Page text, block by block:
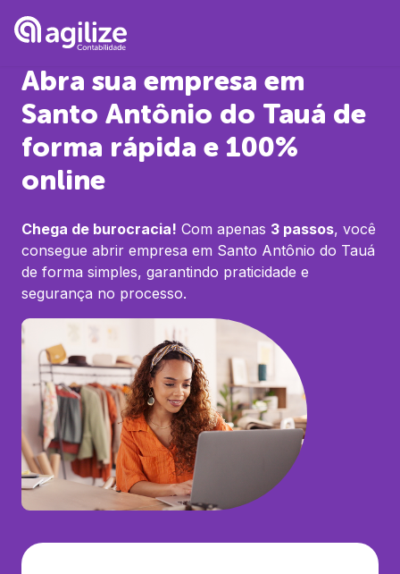
Abra sua empresa em
Santo Antônio do Tauá de
forma rápida e 100%
online
Chega de burocracia! Com apenas 3 passos, você
consegue abrir empresa em Santo Antônio do Tauá
de forma simples, garantindo praticidade e
segurança no processo.